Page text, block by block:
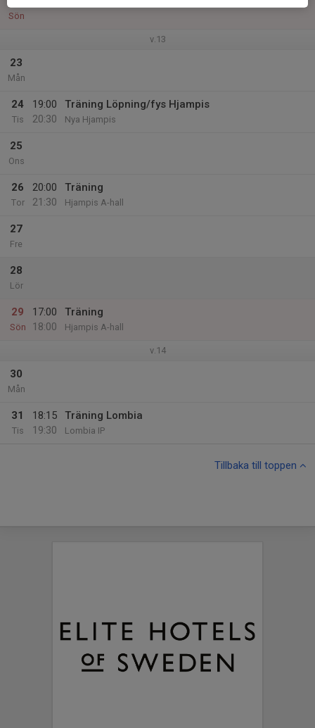
Sön
v.13
23
Mån
24
Tis
19:00
20:30
Träning Löpning/fys Hjampis
Nya Hjampis
25
Ons
26
Tor
20:00
21:30
Träning
Hjampis A-hall
27
Fre
28
Lör
29
Sön
17:00
18:00
Träning
Hjampis A-hall
v.14
30
Mån
31
Tis
18:15
19:30
Träning Lombia
Lombia IP
Tillbaka till toppen